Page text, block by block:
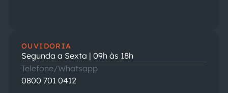
OUVIDORIA
Segunda a Sexta | 09h às 18h
Telefone/Whatsapp
0800 701 0412